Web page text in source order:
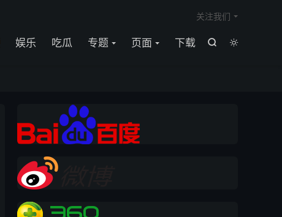


娱乐 吃瓜 专题 页面 下载
关注我们